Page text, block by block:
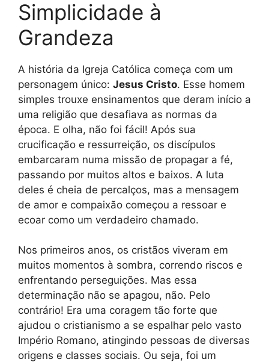
Simplicidade à
Grandeza
A história da Igreja Católica começa com um
personagem único: Jesus Cristo. Esse homem
simples trouxe ensinamentos que deram início a
uma religião que desafiava as normas da
época. E olha, não foi fácil! Após sua
crucificação e ressurreição, os discípulos
embarcaram numa missão de propagar a fé,
passando por muitos altos e baixos. A luta
deles é cheia de percalços, mas a mensagem
de amor e compaixão começou a ressoar e
ecoar como um verdadeiro chamado.
Nos primeiros anos, os cristãos viveram em
muitos momentos à sombra, correndo riscos e
enfrentando perseguições. Mas essa
determinação não se apagou, não. Pelo
contrário! Era uma coragem tão forte que
ajudou o cristianismo a se espalhar pelo vasto
Império Romano, atingindo pessoas de diversas
origens e classes sociais. Ou seja, foi um